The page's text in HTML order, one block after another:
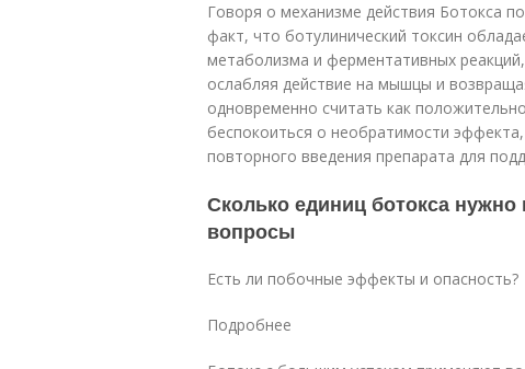
Говоря о механизме действия Ботокса
факт, что ботулинический токсин
метаболизма и ферментативных
ослабляя действие на мышцы и
одновременно считать как
беспокоиться о необратимости
повторного введения препарата для
Сколько единиц ботокса
вопросы
Есть ли побочные эффекты и опасность?
Подробнее